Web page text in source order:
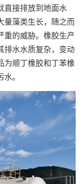
直接排放到地面水
量藻类生长，随之而
重的威胁。橡胶生产
排水水质复杂，变动
为顺丁橡胶和丁苯橡
。